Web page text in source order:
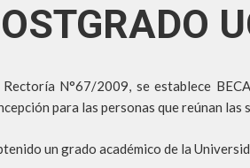
SOBRE ARANCELES
SOBRE TRÁMITES
N°67/2009, se establece
para las personas que reúnan las
un grado académico de la